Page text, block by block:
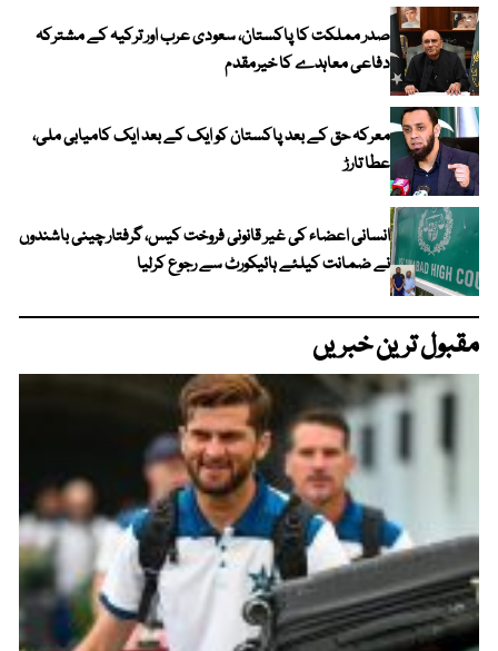
صدر مملکت کا پاکستان، سعودی عرب اور ترکیہ کے مشترکہ
دفاعی معاہدے کا خیرمقدم
معرکہ حق کے بعد پاکستان کو ایک کے بعد ایک کامیابی ملی،
عطا تارڑ
انسانی اعضاء کی غیر قانونی فروخت کیس، گرفتار چینی باشندوں
نے ضمانت کیلئے ہائیکورٹ سے رجوع کرلیا
مقبول ترین خبریں